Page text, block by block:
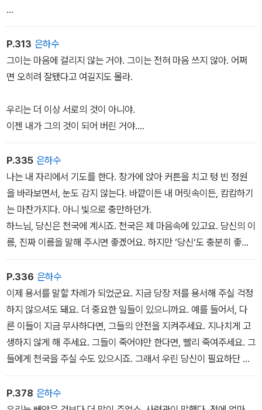
우리에겐 아직도 서로가 있잖아. 내가 말했다. 그건 사실이었다.
그런데 왜 그때 내 말투는, 내 귀에조차 그렇게 냉담하게 들렸을까?
그때 루크는 내게 키스했다. 내 입에서 그 말이 나온 이상, 이제 만사
너졌다. 나는 쪼그라든 기분이 들었고, 그가 팔을 내게 두르고 안아올
렸을 때는 인형처럼 작아진 듯이 느껴졌다. 사랑이 나만 버려두고 저
만치 앞으로 달려나가 버린 느낌이었다.
P.313 은하수
그이는 마음에 걸리지 않는 거야. 그이는 전혀 마음 쓰지 않아. 어쩌
면 오히려 잘됐다고 여길지도 몰라.
우리는 더 이상 서로의 것이 아니야.
이젠 내가 그의 것이 되어 버린 거야.
무가치하고 부당하고 비현실적이었다. 하지만 실제로 일어나 버린 일
이다.
P.335 은하수
나는 내 자리에서 기도를 한다. 창가에 앉아 커튼을 치고 텅 빈 정원
을 바라보면서, 눈도 감지 않는다. 바깥이든 내 머릿속이든, 캄캄하기
는 마찬가지다. 아니 빛으로 충만하던가.
하느님, 당신은 천국에 계시죠. 천국은 제 마음속에 있고요. 당신의 이
름, 진짜 이름을 말해 주시면 좋겠어요. 하지만 ‘당신‘도 충분히 좋
은 이름이지요.
‘당신‘께서 어떤 일을 준비하고 계시는지 알고 싶습니다. 하지만 그
게 어떤 일이든, 제발 제가 견뎌낼 수 있도록 도와주세요. 비록 당신께
서 하시는 일이지만, 저 밖에서 일어나는 일들이 당신께서 바라는 일
이라고는, 단 한 순간도 생각해 본 적이 없습니다.˝
P.336 은하수
이제 용서를 말할 차례가 되었군요. 지금 당장 저를 용서해 주실 걱정
하지 않으셔도 돼요. 더 중요한 일들이 있으니까요. 예를 들어서, 다
른 이들이 지금 무사하다면, 그들의 안전을 지켜주세요. 지나치게 고
생하지 않게 해 주세요. 그들이 죽어야만 한다면, 빨리 죽여주세요. 그
들에게 천국을 주실 수도 있으시죠. 그래서 우린 당신이 필요하단 말
이에요. 지옥은 우리 스스로 만들 수 있으니까.
P.378 은하수